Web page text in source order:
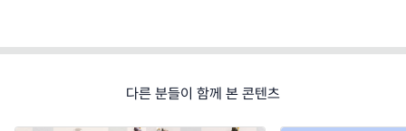
다른 분들이 함께 본 콘텐츠